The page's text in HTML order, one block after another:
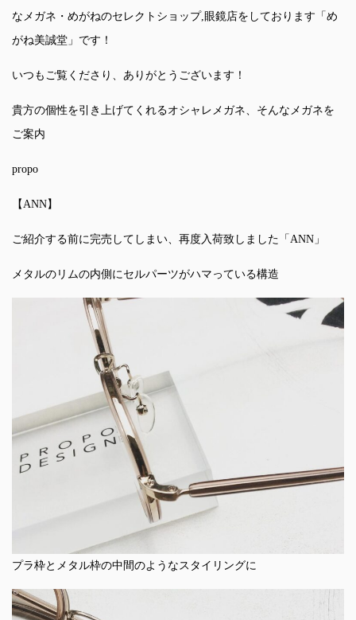
なメガネ・めがねのセレクトショップ,眼鏡店をしております「め
がね美誠堂」です！
いつもご覧くださり、ありがとうございます！
貴方の個性を引き上げてくれるオシャレメガネ、そんなメガネを
ご案内
propo
【ANN】
ご紹介する前に完売してしまい、再度入荷致しました「ANN」
メタルのリムの内側にセルパーツがハマっている構造
プラ枠とメタル枠の中間のようなスタイリングに